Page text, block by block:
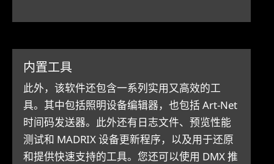
内置工具
此外，该软件还包含一系列实用又高效的工
具。其中包括照明设备编辑器，也包括 Art-Net
时间码发送器。此外还有日志文件、预览性能
测试和 MADRIX 设备更新程序，以及用于还原
和提供快速支持的工具。您还可以使用 DMX 推